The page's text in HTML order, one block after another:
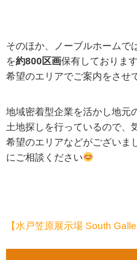
そのほか、ノーブルホームで
を約800区画保有しておりま
希望のエリアでご案内をさせ
地域密着型企業を活かし地元
土地探しを行っているので、
希望のエリアなどがございま
にご相談ください
【水戸笠原展示場 South